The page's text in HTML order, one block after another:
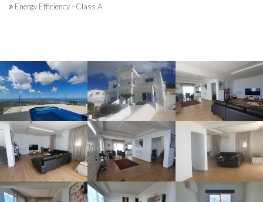
Energy Efficiency - Class A